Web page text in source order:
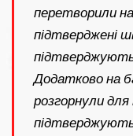
перетворили на
підтверджені
Додатково на
розгорнули для